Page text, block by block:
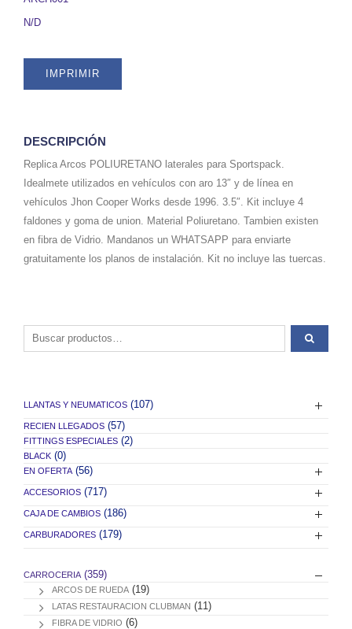
SKU
quantity
N/D
IMPRIMIR
DESCRIPCIÓN
Replica Arcos POLIURETANO laterales para Sportspack.
Idealmete utilizados en vehículos con aro 13″ y de línea en
vehículos Jhon Cooper Works desde 1996. 3.5″. Kit incluye 4
faldones y goma de union. Material Poliuretano. Tambien existen
en fibra de Vidrio. Mandanos un WHATSAPP para enviarte
gratuitamente los planos de instalación. Kit no incluye las tuercas.
Buscar por:
LLANTAS Y NEUMATICOS (107)
RECIEN LLEGADOS (57)
FITTINGS ESPECIALES (2)
BLACK (0)
EN OFERTA (56)
ACCESORIOS (717)
CAJA DE CAMBIOS (186)
CARBURADORES (179)
CARROCERIA (359)
ARCOS DE RUEDA (19)
LATAS RESTAURACION CLUBMAN (11)
FIBRA DE VIDRIO (6)